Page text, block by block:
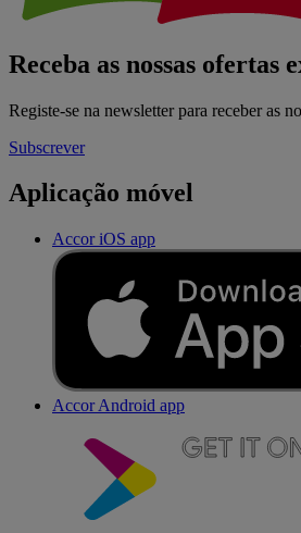
Receba as nossas ofertas
Registe-se na newsletter para receber as
Subscrever
Aplicação móvel
Accor iOS app
Accor Android app